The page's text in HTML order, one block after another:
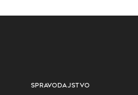
SPRAVODAJSTVO